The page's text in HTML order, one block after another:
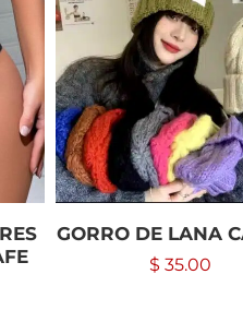
GORRO DE LANA
$ 35.00